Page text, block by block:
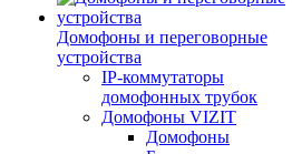
Домофоны и переговорные
устройства
IP-коммутаторы
домофонных трубок
Домофоны VIZIT
Домофоны